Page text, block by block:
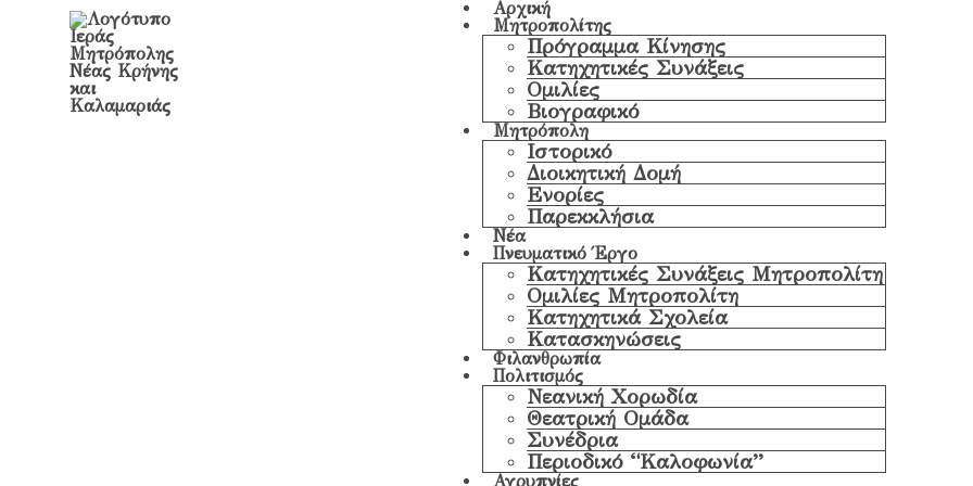
Αρχική
Μητροπολίτης
Πρόγραμμα Κίνησης
Κατηχητικές Συνάξεις
Ομιλίες
Βιογραφικό
Μητρόπολη
Ιστορικό
Διοικητική Δομή
Ενορίες
Παρεκκλήσια
Νέα
Πνευματικό Έργο
Κατηχητικές Συνάξεις Μητροπολίτη
Ομιλίες Μητροπολίτη
Κατηχητικά Σχολεία
Κατασκηνώσεις
Φιλανθρωπία
Πολιτισμός
Νεανική Χορωδία
Θεατρική Ομάδα
Συνέδρια
Περιοδικό “Καλοφωνία”
Αγρυπνίες